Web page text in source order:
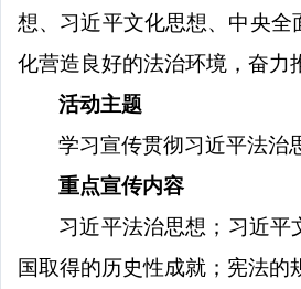
想、习近平文化思想、中央
化营造良好的法治环境，奋力
活动主题
学习宣传贯彻习近平法治
重点宣传内容
习近平法治思想；习近
国取得的历史性成就；宪法